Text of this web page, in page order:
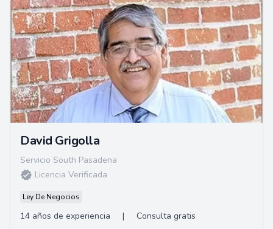
David Grigolla
Servicio South Pasadena
Licencia Verificada
Ley De Negocios
14 años de experiencia |
Consulta gratis